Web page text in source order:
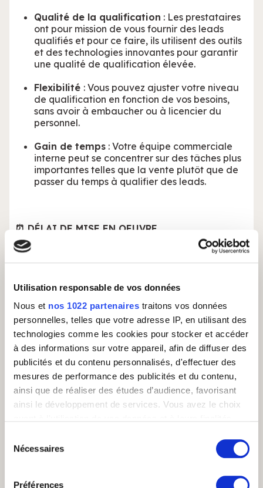
Utilisation responsable de vos données
Nous et nos 1022 partenaires traitons vos données
personnelles, telles que votre adresse IP, en utilisant des
technologies comme les cookies pour stocker et accéder
à des informations sur votre appareil, afin de diffuser des
publicités et du contenu personnalisés, d'effectuer des
mesures de performance des publicités et du contenu,
ainsi que de réaliser des études d’audience, favorisant
ainsi le développement de services. Vous avez le choix
tout moment en consultant la Déclaration relative aux
cookies ou en cliquant sur l'icône de confidentialité.
Nécessaires
Préférences
Qualité de la qualification : Les prestataires
ont pour mission de vous fournir des leads
qualifiés et pour ce faire, ils utilisent des outils
et des technologies innovantes pour garantir
une qualité de qualification élevée.
Flexibilité : Vous pouvez ajuster votre niveau
de qualification en fonction de vos besoins,
sans avoir à embaucher ou à licencier du
personnel.
Gain de temps : Votre équipe commerciale
interne peut se concentrer sur des tâches plus
importantes telles que la vente plutôt que de
passer du temps à qualifier des leads.
⏰ DÉLAI DE MISE EN OEUVRE
Compter 1 mois pour mettre en place la
qualification de vos leads chez un prestataire
partenaire, au recrutement et à la formation des
✅ PRÉ REQUIS QUE NOUS RECOMMANDONS
Définir le script d’appels pour qualification et
les degrés de qualification des prospects
Partager un book de formation et une base de
Identifier une personne qui sera en charge du